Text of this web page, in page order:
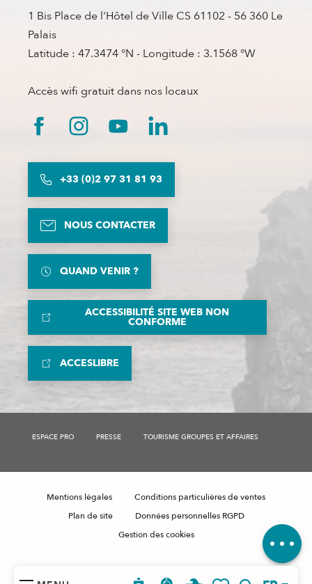
Tarifs
1 Bis Place de l'Hôtel de Ville CS 61102 - 56 360 Le
Palais
Latitude : 47.3474 °N - Longitude : 3.1568 °W
Accès wifi gratuit dans nos locaux
+33 (0)2 97 31 81 93
NOUS CONTACTER
QUAND VENIR ?
ACCESSIBILITÉ SITE WEB NON
CONFORME
ACCESLIBRE
ESPACE PRO PRESSE TOURISME GROUPES ET AFFAIRES
Mentions légales
Conditions particulières de ventes
Plan de site
Données personnelles RGPD
Gestion des cookies